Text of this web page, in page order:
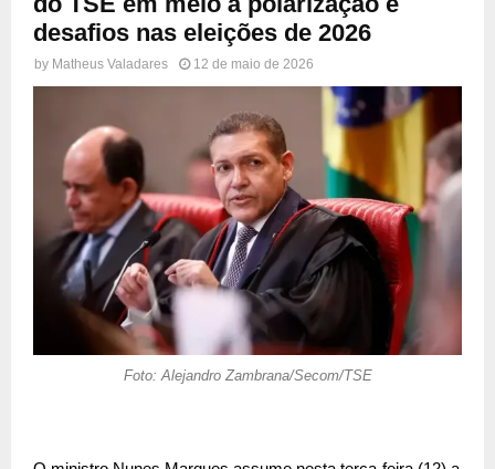
desafios nas eleições de 2026
by Matheus Valadares 12 de maio de 2026
Foto: Alejandro Zambrana/Secom/TSE